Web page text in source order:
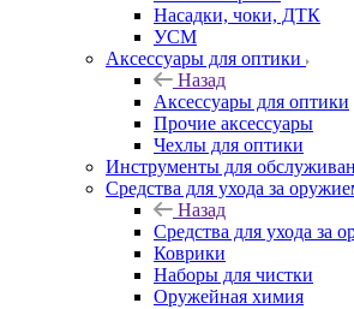
Насадки, чоки, ДТК
УСМ
Аксессуары для оптики
Назад
Аксессуары для оптики
Прочие аксессуары
Чехлы для оптики
Инструменты для
Средства для ухода за
Назад
Средства для ухода за
Коврики
Наборы для чистки
Оружейная химия